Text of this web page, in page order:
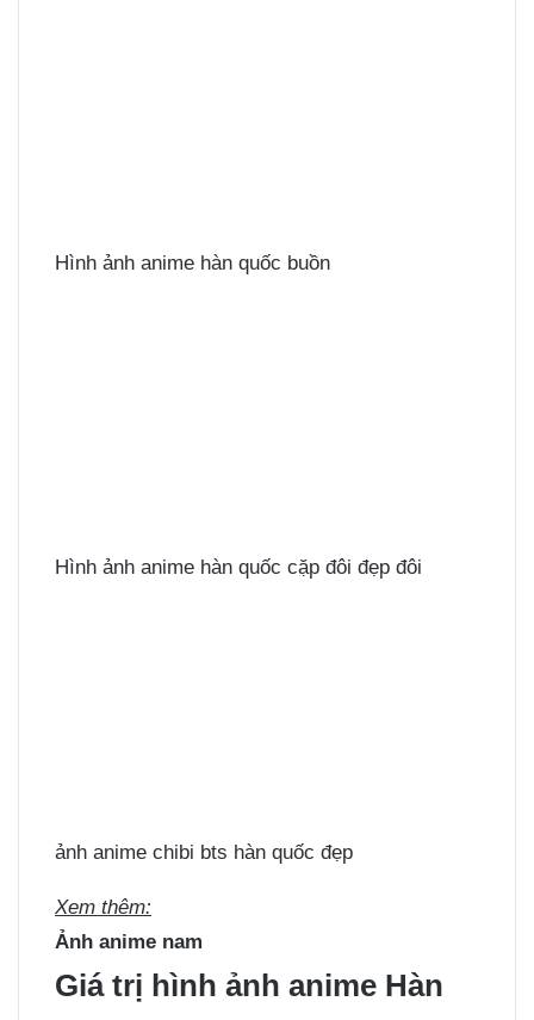
Hình ảnh anime hàn quốc buồn
Hình ảnh anime hàn quốc cặp đôi đẹp đôi
ảnh anime chibi bts hàn quốc đẹp
Xem thêm:
Ảnh anime nam
Giá trị hình ảnh anime Hàn